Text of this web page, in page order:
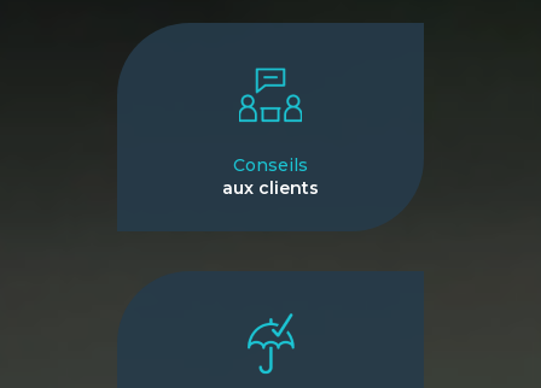
Conseils
aux clients